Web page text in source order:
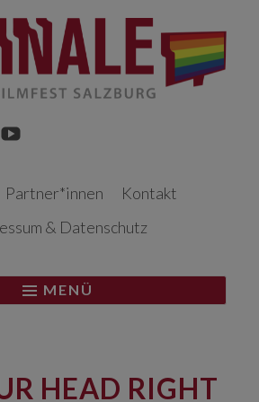
Partner*innen
Kontakt
& Datenschutz
MENÜ
HEAD RIGHT